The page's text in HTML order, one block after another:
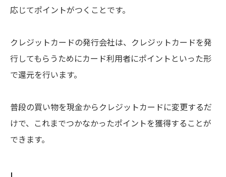
応じてポイントがつくことです。
クレジットカードの発行会社は、クレジットカードを発
行してもらうためにカード利用者にポイントといった形
で還元を行います。
普段の買い物を現金からクレジットカードに変更するだ
けで、これまでつかなかったポイントを獲得することが
できます。